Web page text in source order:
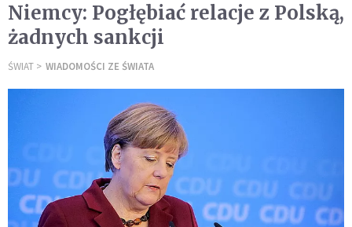
Niemcy: Pogłębiać relacje z Polską,
żadnych sankcji
ŚWIAT WIADOMOŚCI ZE ŚWIATA